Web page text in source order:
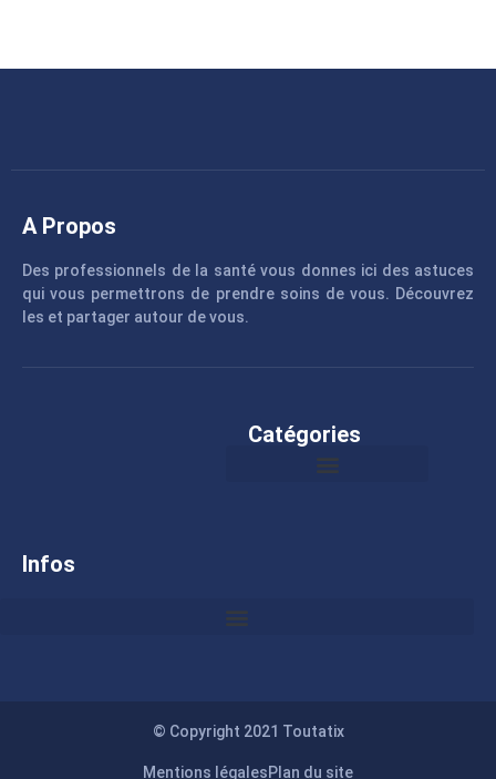
A Propos
Des professionnels de la santé vous donnes ici des astuces
qui vous permettrons de prendre soins de vous. Découvrez
les et partager autour de vous.
Catégories
Infos
© Copyright 2021 Toutatix
Mentions légalesPlan du site